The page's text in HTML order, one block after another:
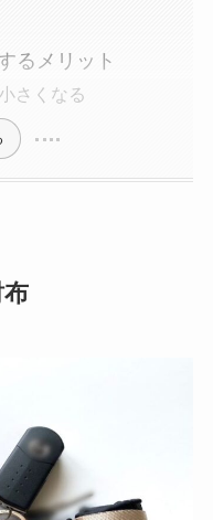
るメリット
さくなる